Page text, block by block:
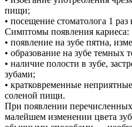
пищи;
• посещение стоматолога 1 раз
Симптомы появления кариеса:
• появление на зубе пятна,
• образование на зубе темных
• наличие полости в зубе,
зубами;
• кратковременные
соленой пищи.
При появлении
малейшем изменении цвета